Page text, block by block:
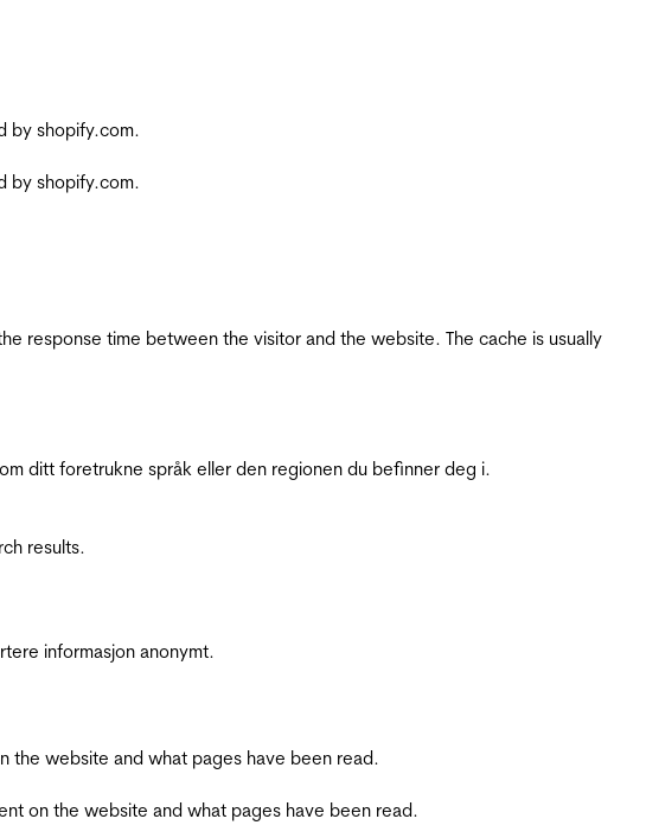
by shopify.com.
by shopify.com.
response time between the visitor and the website. The cache is usually
ditt foretrukne språk eller den regionen du befinner deg i.
results.
informasjon anonymt.
the website and what pages have been read.
on the website and what pages have been read.